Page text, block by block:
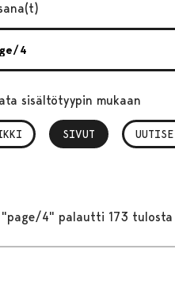
sisältötyypin mukaan
SIVUT
, VALITTU
"page/4" palautti 173 tulosta